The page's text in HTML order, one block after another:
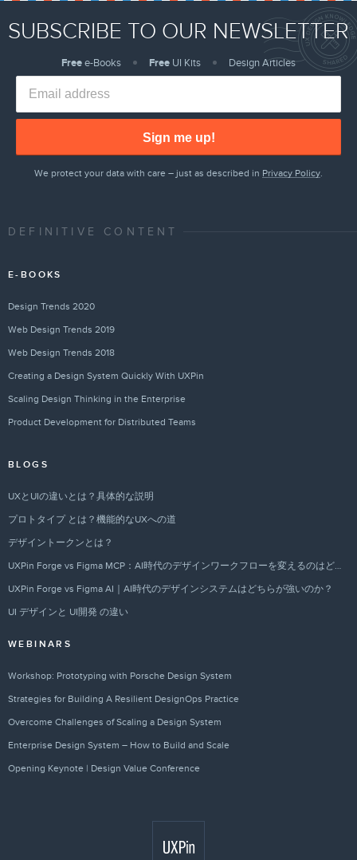
SUBSCRIBE TO OUR NEWSLETTER
Freee-Books Free UI Kits Design Articles
Sign me up!
We protect your data with care – just as described in Privacy Policy.
DEFINITIVE CONTENT
E-BOOKS
Design Trends 2020
Web Design Trends 2019
Web Design Trends 2018
Creating a Design System Quickly With UXPin
Scaling Design Thinking in the Enterprise
Product Development for Distributed Teams
BLOGS
UXとUIの違いとは？具体的な説明
プロトタイプ とは？機能的なUXへの道
デザイントークンとは？
UXPin Forge vs Figma MCP：AI時代のデザインワークフローを変えるのはどちらか？
UXPin Forge vs Figma AI｜AI時代のデザインシステムはどちらが強いのか？
UI デザインと UI開発 の違い
WEBINARS
Workshop: Prototyping with Porsche Design System
Strategies for Building A Resilient DesignOps Practice
Overcome Challenges of Scaling a Design System
Enterprise Design System – How to Build and Scale
Opening Keynote | Design Value Conference